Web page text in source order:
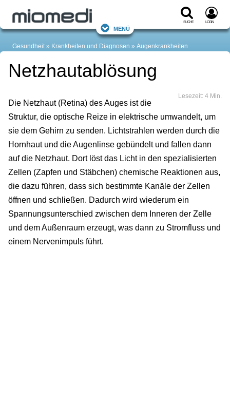
Suche Login
Menü
Gesundheit Krankheiten und Diagnosen Augenkrankheiten
Netzhautablösung
Lesezeit: 4 Min.
Die Netzhaut (Retina) des Auges ist die
Struktur, die optische Reize in elektrische umwandelt, um
sie dem Gehirn zu senden. Lichtstrahlen werden durch die
Hornhaut und die Augenlinse gebündelt und fallen dann
auf die Netzhaut. Dort löst das Licht in den spezialisierten
Zellen (Zapfen und Stäbchen) chemische Reaktionen aus,
die dazu führen, dass sich bestimmte Kanäle der Zellen
öffnen und schließen. Dadurch wird wiederum ein
Spannungsunterschied zwischen dem Inneren der Zelle
und dem Außenraum erzeugt, was dann zu Stromfluss und
einem Nervenimpuls führt.